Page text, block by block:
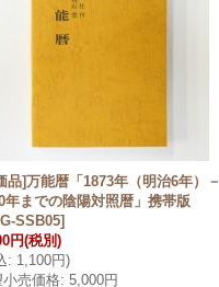
品]万能暦「1873年（明治6年）－
年までの陰陽対照暦」携帯版
SSB05]
円(税別)
: 1,100円)
小売価格: 5,000円